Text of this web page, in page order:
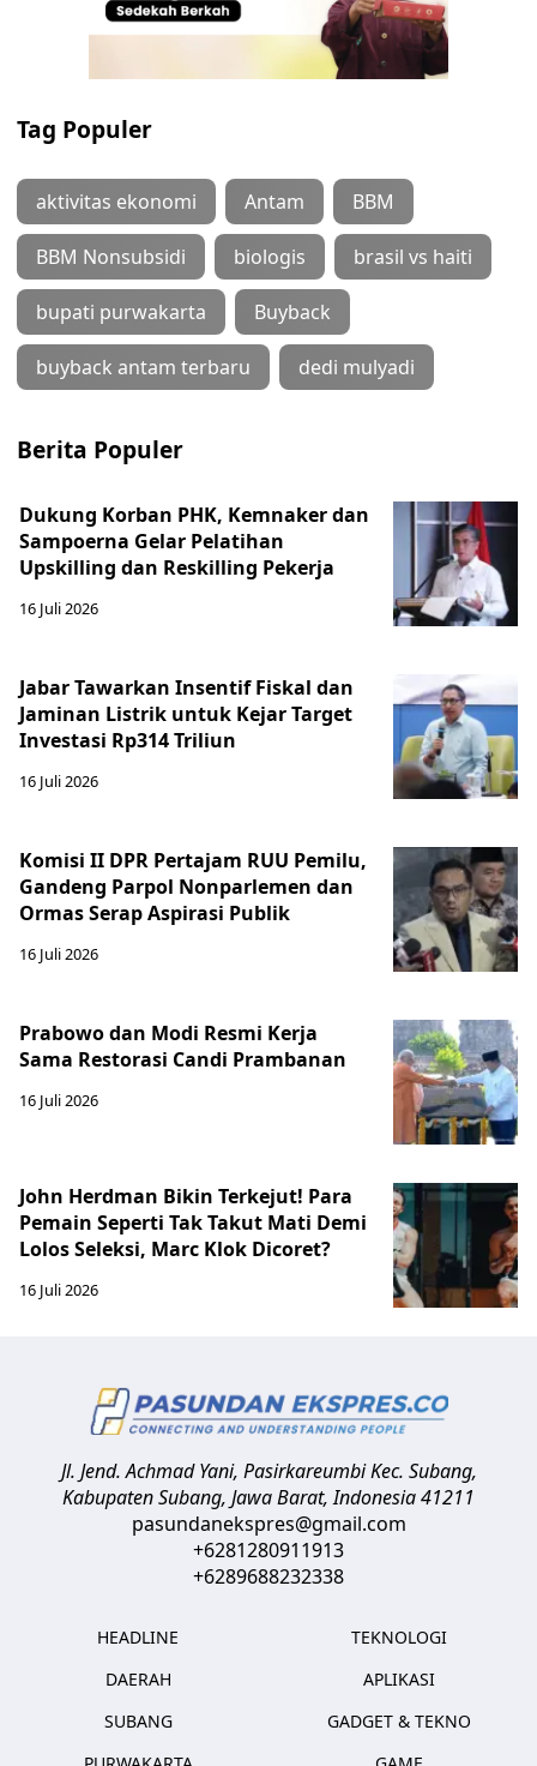
Tag Populer
aktivitas ekonomi Antam BBM
BBM Nonsubsidi biologis brasil vs haiti
bupati purwakarta Buyback
buyback antam terbaru dedi mulyadi
Berita Populer
Dukung Korban PHK, Kemnaker dan
Sampoerna Gelar Pelatihan
Upskilling dan Reskilling Pekerja
16 Juli 2026
Jabar Tawarkan Insentif Fiskal dan
Jaminan Listrik untuk Kejar Target
Investasi Rp314 Triliun
16 Juli 2026
Komisi II DPR Pertajam RUU Pemilu,
Gandeng Parpol Nonparlemen dan
Ormas Serap Aspirasi Publik
16 Juli 2026
Prabowo dan Modi Resmi Kerja
Sama Restorasi Candi Prambanan
16 Juli 2026
John Herdman Bikin Terkejut! Para
Pemain Seperti Tak Takut Mati Demi
Lolos Seleksi, Marc Klok Dicoret?
16 Juli 2026
Jl. Jend. Achmad Yani, Pasirkareumbi Kec. Subang,
Kabupaten Subang, Jawa Barat,Indonesia41211
pasundanekspres@gmail.com
+6281280911913
+6289688232338
HEADLINE
DAERAH
SUBANG
TEKNOLOGI
APLIKASI
GADGET & TEKNO